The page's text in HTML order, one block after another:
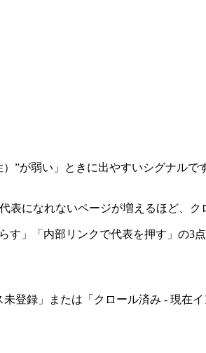
”が弱い」ときに出やすいシグナル
になれないページが増えるほど、ク
」「内部リンクで代表を押す」の3点
登録」または「クロール済み - 現在